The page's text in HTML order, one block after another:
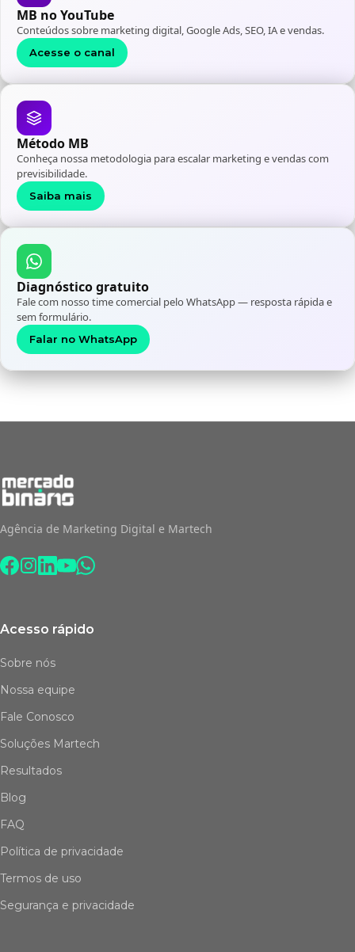
MB no YouTube
Conteúdos sobre marketing digital, Google Ads, SEO, IA e vendas.
Acesse o canal
Método MB
Conheça nossa metodologia para escalar marketing e vendas com
previsibilidade.
Saiba mais
Diagnóstico gratuito
Fale com nosso time comercial pelo WhatsApp — resposta rápida e
sem formulário.
Falar no WhatsApp
Agência de Marketing Digital e Martech
Acesso rápido
Sobre nós
Nossa equipe
Fale Conosco
Soluções Martech
Resultados
Blog
FAQ
Política de privacidade
Termos de uso
Segurança e privacidade